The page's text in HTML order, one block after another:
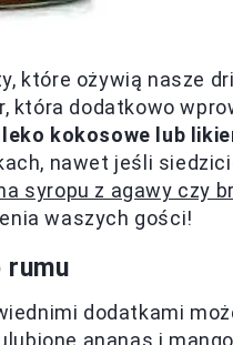
które ożywią nasze
która dodatkowo
kokosowe lub
nawet jeśli
syropu z agawy czy
waszych gości!
rumu
dodatkami
ananas i